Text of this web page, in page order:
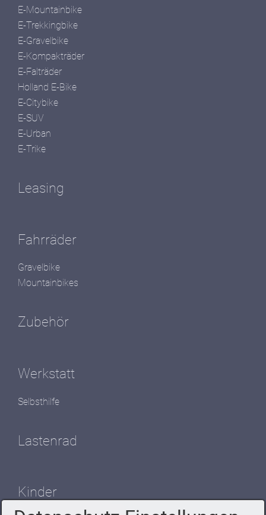
E-Mountainbike
E-Trekkingbike
E-Gravelbike
E-Kompakträder
E-Falträder
Holland E-Bike
E-Citybike
E-SUV
E-Urban
E-Trike
Leasing
Fahrräder
Gravelbike
Mountainbikes
Zubehör
Werkstatt
Selbsthilfe
Lastenrad
Kinder